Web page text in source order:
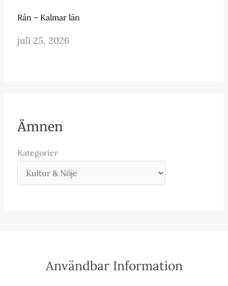
Rån – Kalmar län
juli 25, 2026
Ämnen
Kategorier
Användbar Information